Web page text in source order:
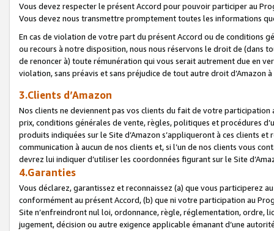
Vous devez respecter le présent Accord pour pouvoir participer au
Vous devez nous transmettre promptement toutes les informations
En cas de violation de votre part du présent Accord ou de conditions
ou recours à notre disposition, nous nous réservons le droit de (dans
de renoncer à) toute rémunération qui vous serait autrement due en
violation, sans préavis et sans préjudice de tout autre droit
3.Clients d’Amazon
Nos clients ne deviennent pas vos clients du fait de votre
prix, conditions générales de vente, règles, politiques et procédures
produits indiquées sur le Site d’Amazon s’appliqueront à ces clients
communication à aucun de nos clients et, si l’un de nos clients vous
devrez lui indiquer d’utiliser les coordonnées figurant sur le Site
4.Garanties
Vous déclarez, garantissez et reconnaissez (a) que vous participerez
conformément au présent Accord, (b) que ni votre participation au
Site n’enfreindront nul loi, ordonnance, règle, réglementation, ordre,
jugement, décision ou autre exigence applicable émanant d’une